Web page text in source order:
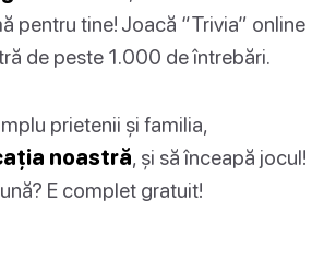
pentru tine! Joacă “Trivia” online
de peste 1.000 de întrebări.
prietenii și familia,
noastră, și să înceapă jocul!
E complet gratuit!